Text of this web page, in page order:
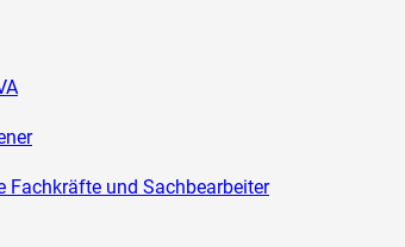
Fachkräfte und Sachbearbeiter